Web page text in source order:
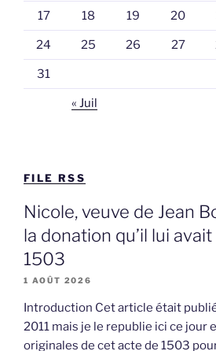
17 18 19 20
24 25 26 27
31
« Juil
FILE RSS
Nicole, veuve de Jean
la donation qu’il lui
1503
1 AOÛT 2026
Introduction Cet article était
2011 mais je le republie ici ce jour
originales de cet acte de 1503